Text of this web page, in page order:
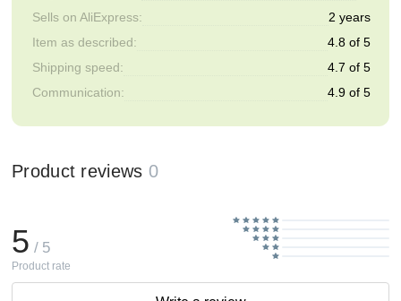
Sells on AliExpress:
2 years
Item as described:
4.8 of 5
Shipping speed:
4.7 of 5
Communication:
4.9 of 5
Product reviews 0
5 / 5
Product rate